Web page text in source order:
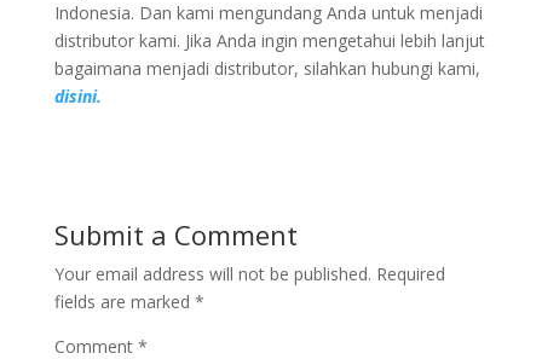
Indonesia. Dan kami mengundang Anda untuk menjadi
distributor kami. Jika Anda ingin mengetahui lebih lanjut
bagaimana menjadi distributor, silahkan hubungi kami,
disini.
Submit a Comment
Your email address will not be published. Required
fields are marked *
Comment *